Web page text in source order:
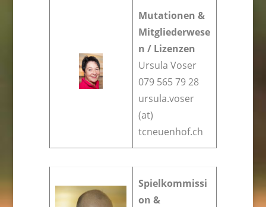
Mutationen &
Mitgliederwese
n / Lizenzen
Ursula Voser
079 565 79 28
ursula.voser
(at)
tcneuenhof.ch
Spielkommissi
on &